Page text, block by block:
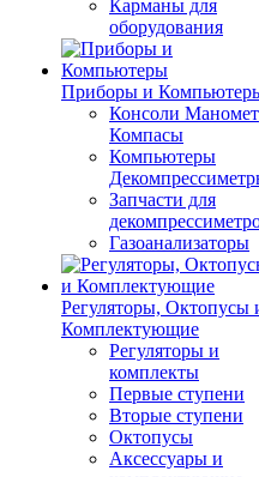
Карманы для
оборудования
Приборы и
Консоли
Компасы
Компьютеры
Запчасти для
Газоанализаторы
Регуляторы, Октопусы
Комплектующие
Регуляторы и
комплекты
Первые ступени
Вторые ступени
Октопусы
Аксессуары и